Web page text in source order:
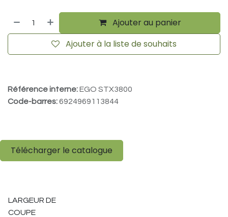
Ajouter au panier
Ajouter à la liste de souhaits
Référence interne:EGO STX3800
Code-barres:6924969113844
Télécharger le catalogue
LARGEUR DE
COUPE